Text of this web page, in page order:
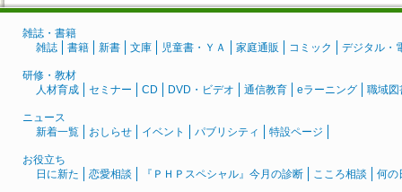
雑誌・書籍
雑誌
書籍 新書 文庫 児童書・ＹＡ 家庭通販 コミック デジタル・
研修・教材
人材育成
セミナー CD DVD・ビデオ 通信教育 eラーニング 職域図
ニュース
新着一覧
おしらせ イベント パブリシティ 特設ページ
お役立ち
日に新た
恋愛相談 『ＰＨＰスペシャル』今月の診断 こころ相談 何の